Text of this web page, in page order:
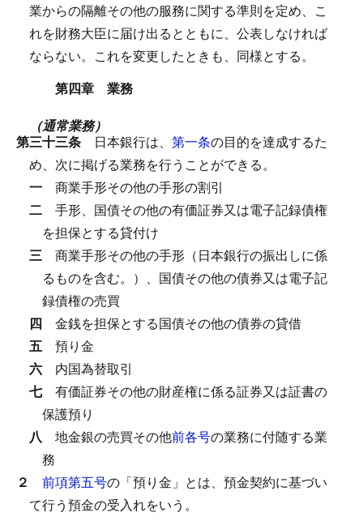
業からの隔離その他の服務に関する準則を定め、こ
れを財務大臣に届け出るとともに、公表しなければ
ならない。 これを変更したときも、同様とする。
第四章 業務
（通常業務）
第三十三条 日本銀行は、 第一条の目的を達成するた
め、次に掲げる業務を行うことができる。
一 商業手形その他の手形の割引
二 手形、国債その他の有価証券又は電子記録債権
を担保とする貸付け
三 商業手形その他の手形（日本銀行の振出しに係
るものを含む。）、国債その他の債券又は電子記
録債権の売買
四 金銭を担保とする国債その他の債券の貸借
五 預り金
六 内国為替取引
七 有価証券その他の財産権に係る証券又は証書の
保護預り
八 地金銀の売買その他前各号の業務に付随する業
務
２ 前項第五号の「預り金」とは、預金契約に基づい
て行う預金の受入れをいう。